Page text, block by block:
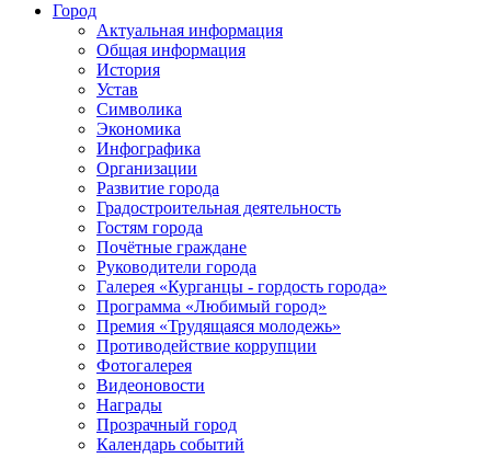
Город
Актуальная информация
Общая информация
История
Устав
Символика
Экономика
Инфографика
Организации
Развитие города
Градостроительная деятельность
Гостям города
Почётные граждане
Руководители города
Галерея «Курганцы - гордость города»
Программа «Любимый город»
Премия «Трудящаяся молодежь»
Противодействие коррупции
Фотогалерея
Видеоновости
Награды
Прозрачный город
Календарь событий